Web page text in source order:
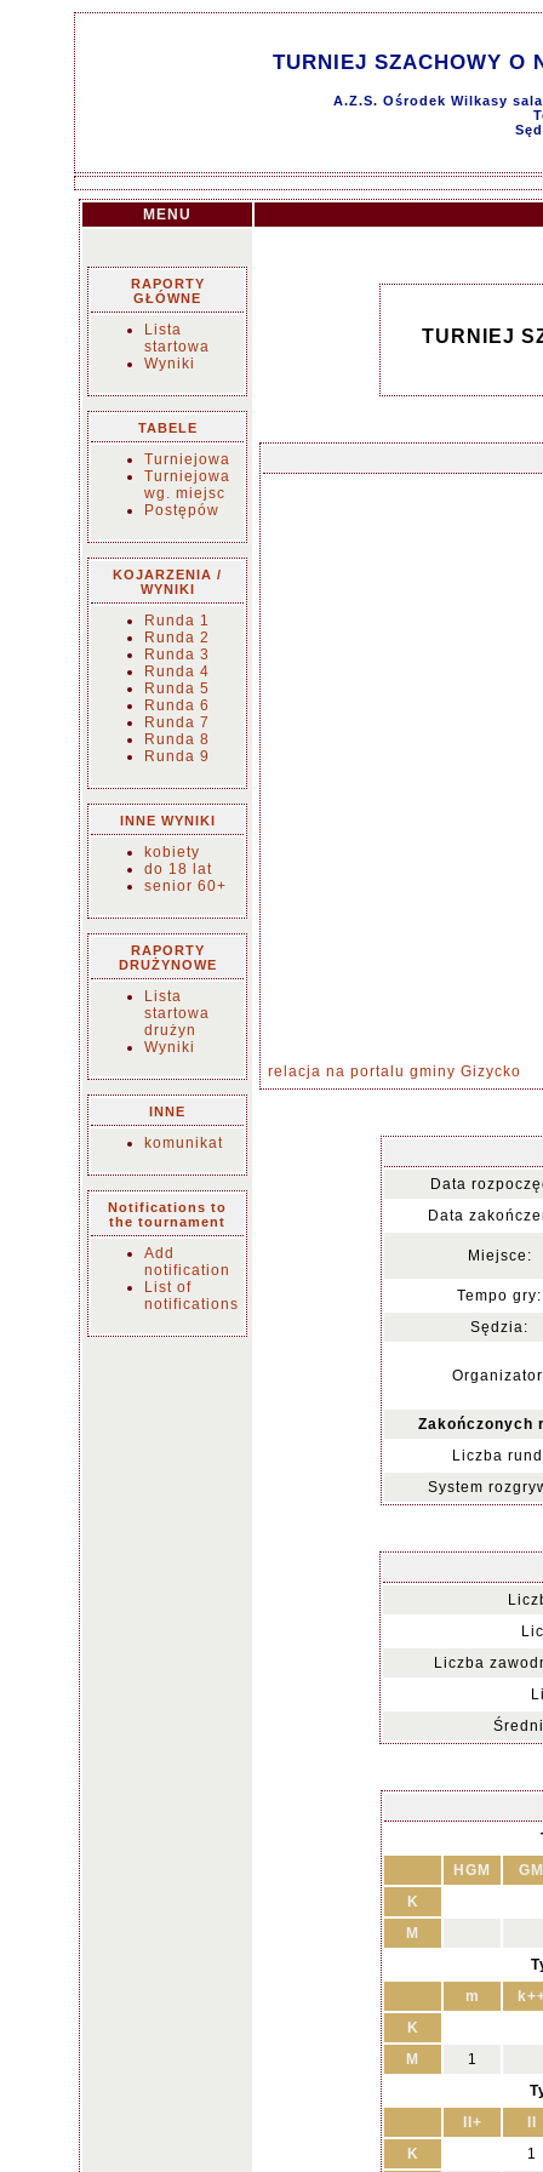
TURNIEJ SZACHOWY O
A.Z.S. Ośrodek Wilkasy
MENU
RAPORTY
GŁÓWNE
Lista
startowa
Wyniki
TABELE
Turniejowa
Turniejowa
wg. miejsc
Postępów
KOJARZENIA /
WYNIKI
Runda 1
Runda 2
Runda 3
Runda 4
Runda 5
Runda 6
Runda 7
Runda 8
Runda 9
INNE WYNIKI
kobiety
do 18 lat
senior 60+
RAPORTY
DRUŻYNOWE
Lista
startowa
drużyn
Wyniki
INNE
komunikat
Notifications to
the tournament
Add
notification
List of
notifications
TURNIEJ
relacja na portalu gminy Gizycko
Data
Data
Miejsce:
Tempo gry:
Sędzia:
Zakończonych
Liczba
System
Liczba
HGM
GM
K
M
m
K
M
1
II+
K
1